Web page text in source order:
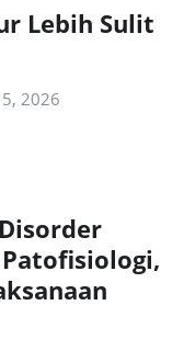
Lebih Sulit
2026